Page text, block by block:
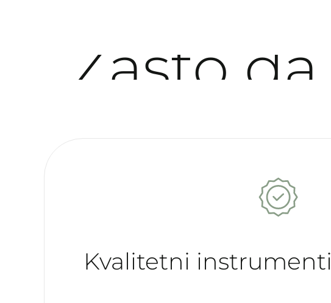
Zašto da
Kvalitetni instrumenti